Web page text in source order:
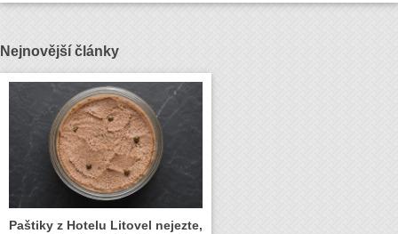
Nejnovější články
Paštiky z Hotelu Litovel nejezte,